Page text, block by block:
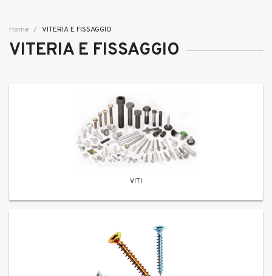
Home VITERIA E FISSAGGIO
VITERIA E FISSAGGIO
VITI